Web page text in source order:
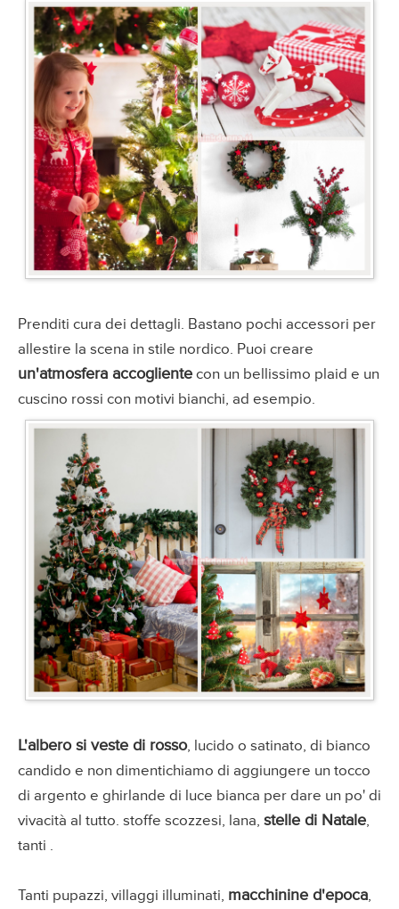
Prenditi cura dei dettagli. Bastano pochi accessori per
allestire la scena in stile nordico. Puoi creare
un'atmosfera accogliente con un bellissimo plaid e un
cuscino rossi con motivi bianchi, ad esempio.
L'albero si veste di rosso, lucido o satinato, di bianco
candido e non dimentichiamo di aggiungere un tocco
di argento e ghirlande di luce bianca per dare un po' di
vivacità al tutto. stoffe scozzesi, lana, stelle di Natale,
tanti .
Tanti pupazzi, villaggi illuminati, macchinine d'epoca,